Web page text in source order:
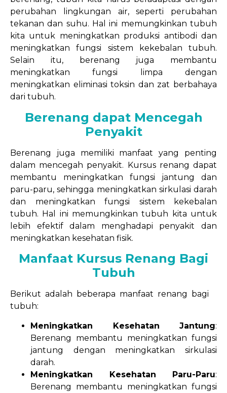
perubahan lingkungan air, seperti perubahan
tekanan dan suhu. Hal ini memungkinkan tubuh
kita untuk meningkatkan produksi antibodi dan
meningkatkan fungsi sistem kekebalan tubuh.
Selain itu, berenang juga membantu
meningkatkan fungsi limpa dengan
meningkatkan eliminasi toksin dan zat berbahaya
dari tubuh.
Berenang dapat Mencegah
Penyakit
Berenang juga memiliki manfaat yang penting
dalam mencegah penyakit. Kursus renang dapat
membantu meningkatkan fungsi jantung dan
paru-paru, sehingga meningkatkan sirkulasi darah
dan meningkatkan fungsi sistem kekebalan
tubuh. Hal ini memungkinkan tubuh kita untuk
lebih efektif dalam menghadapi penyakit dan
meningkatkan kesehatan fisik.
Manfaat Kursus Renang Bagi
Tubuh
Berikut adalah beberapa manfaat renang bagi
tubuh:
Meningkatkan Kesehatan Jantung:
Berenang membantu meningkatkan fungsi
jantung dengan meningkatkan sirkulasi
darah.
Meningkatkan Kesehatan Paru-Paru:
Berenang membantu meningkatkan fungsi